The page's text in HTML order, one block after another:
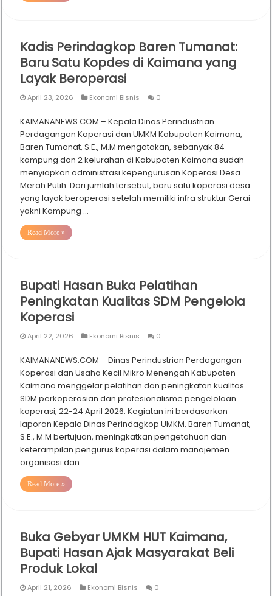
Kadis Perindagkop Baren Tumanat:
Baru Satu Kopdes di Kaimana yang
Layak Beroperasi
April 23, 2026 Ekonomi Bisnis 0
KAIMANANEWS.COM – Kepala Dinas Perindustrian
Perdagangan Koperasi dan UMKM Kabupaten Kaimana,
Baren Tumanat, S.E., M.M mengatakan, sebanyak 84
kampung dan 2 kelurahan di Kabupaten Kaimana sudah
menyiapkan administrasi kepengurusan Koperasi Desa
Merah Putih. Dari jumlah tersebut, baru satu koperasi desa
yang layak beroperasi setelah memiliki infra struktur Gerai
yakni Kampung …
Read More »
Bupati Hasan Buka Pelatihan
Peningkatan Kualitas SDM Pengelola
Koperasi
April 22, 2026 Ekonomi Bisnis 0
KAIMANANEWS.COM – Dinas Perindustrian Perdagangan
Koperasi dan Usaha Kecil Mikro Menengah Kabupaten
Kaimana menggelar pelatihan dan peningkatan kualitas
SDM perkoperasian dan profesionalisme pengelolaan
koperasi, 22-24 April 2026. Kegiatan ini berdasarkan
laporan Kepala Dinas Perindagkop UMKM, Baren Tumanat,
S.E., M.M bertujuan, meningkatkan pengetahuan dan
keterampilan pengurus koperasi dalam manajemen
organisasi dan …
Read More »
Buka Gebyar UMKM HUT Kaimana,
Bupati Hasan Ajak Masyarakat Beli
Produk Lokal
April 21, 2026 Ekonomi Bisnis 0